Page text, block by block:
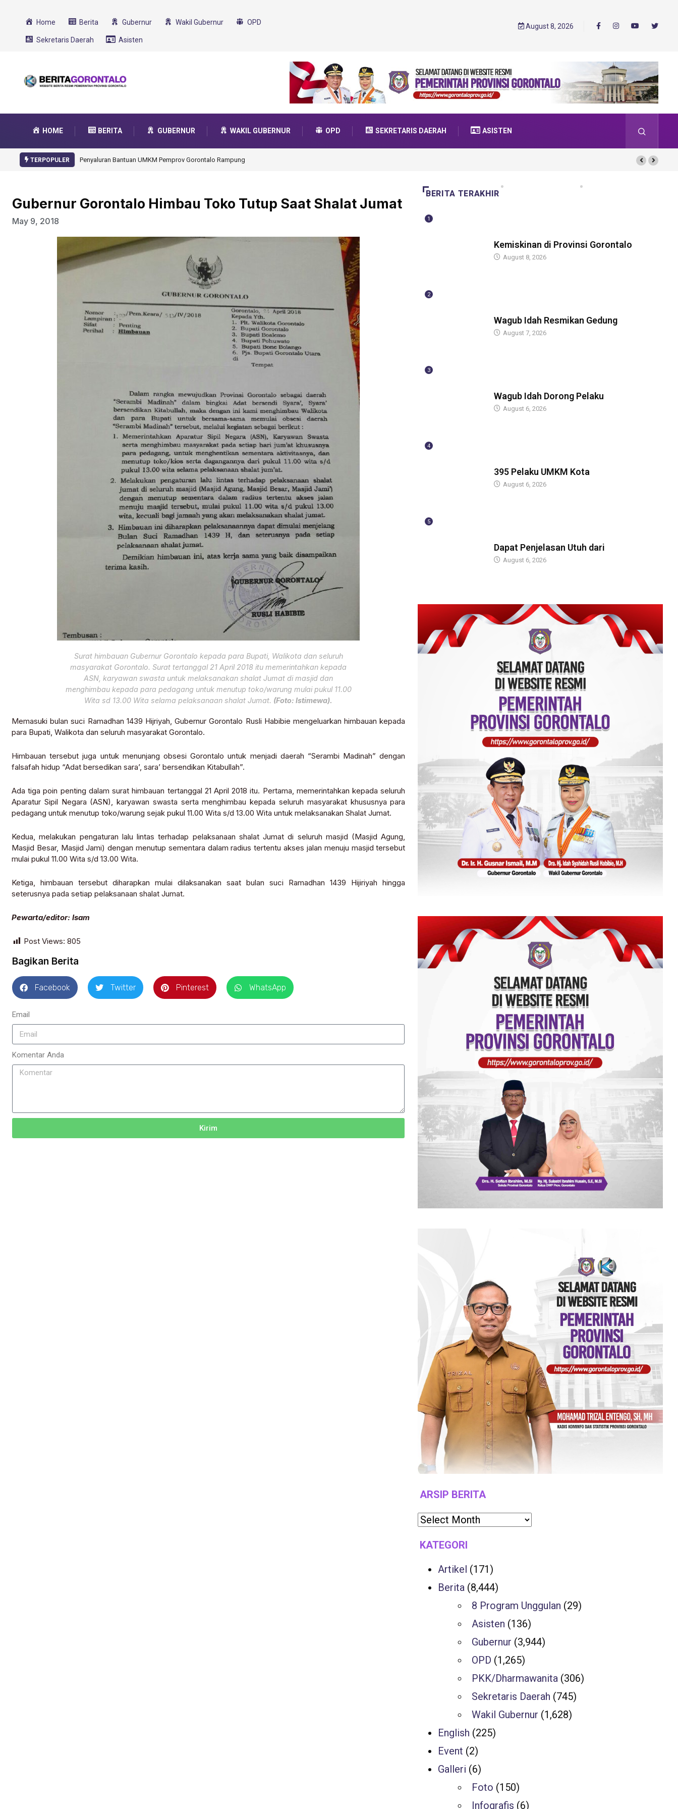
Home Berita Gubernur Wakil Gubernur OPD
Sekretaris Daerah Asisten
August 8, 2026
HOME BERITA GUBERNUR WAKIL GUBERNUR OPD SEKRETARIS DAERAH ASISTEN
TERPOPULER Gorontalo Ikut Dukung Program SMA Unggul Garuda Transformasi 2025
Gubernur Gorontalo Himbau Toko Tutup Saat Shalat Jumat
May 9, 2018
Surat himbauan Gubernur Gorontalo kepada para Bupati, Walikota dan seluruh
masyarakat Gorontalo. Surat tertanggal 21 April 2018 itu memerintahkan kepada
ASN, karyawan swasta untuk melaksanakan shalat Jumat di masjid dan
menghimbau kepada para pedagang untuk menutup toko/warung mulai pukul 11.00
Wita sd 13.00 Wita selama pelaksanaan shalat Jumat. (Foto: Istimewa).
Memasuki bulan suci Ramadhan 1439 Hijriyah, Gubernur Gorontalo Rusli Habibie mengeluarkan himbauan kepada
para Bupati, Walikota dan seluruh masyarakat Gorontalo.
Himbauan tersebut juga untuk menunjang obsesi Gorontalo untuk menjadi daerah “Serambi Madinah” dengan
falsafah hidup “Adat bersedikan sara’, sara’ bersendikan Kitabullah”.
Ada tiga poin penting dalam surat himbauan tertanggal 21 April 2018 itu. Pertama, memerintahkan kepada seluruh
Aparatur Sipil Negara (ASN), karyawan swasta serta menghimbau kepada seluruh masyarakat khususnya para
pedagang untuk menutup toko/warung sejak pukul 11.00 Wita s/d 13.00 Wita untuk melaksanakan Shalat Jumat.
Kedua, melakukan pengaturan lalu lintas terhadap pelaksanaan shalat Jumat di seluruh masjid (Masjid Agung,
Masjid Besar, Masjid Jami) dengan menutup sementara dalam radius tertentu akses jalan menuju masjid tersebut
mulai pukul 11.00 Wita s/d 13.00 Wita.
Ketiga, himbauan tersebut diharapkan mulai dilaksanakan saat bulan suci Ramadhan 1439 Hijiriyah hingga
seterusnya pada setiap pelaksanaan shalat Jumat.
Pewarta/editor: Isam
Post Views: 805
Bagikan Berita
Facebook Twitter Pinterest WhatsApp
Email
Komentar Anda
Kirim
BERITA TERAKHIR
1
Kemiskinan di Provinsi Gorontalo
August 8, 2026
2
Wagub Idah Resmikan Gedung
August 7, 2026
3
Wagub Idah Dorong Pelaku
August 6, 2026
4
395 Pelaku UMKM Kota
August 6, 2026
5
Dapat Penjelasan Utuh dari
August 6, 2026
ARSIP BERITA
KATEGORI
Artikel (171)
Berita (8,444)
8 Program Unggulan (29)
Asisten (136)
Gubernur (3,944)
OPD (1,265)
PKK/Dharmawanita (306)
Sekretaris Daerah (745)
Wakil Gubernur (1,628)
English (225)
Event (2)
Galleri (6)
Foto (150)
Infografis (6)